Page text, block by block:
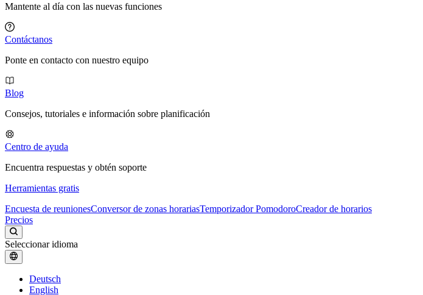
Mantente al día con las nuevas funciones
Contáctanos
Ponte en contacto con nuestro equipo
Blog
Consejos, tutoriales e información sobre planificación
Centro de ayuda
Encuentra respuestas y obtén soporte
Herramientas gratis
Encuesta de reunionesConversor de zonas horariasTemporizador PomodoroCreador de horarios
Precios
Seleccionar idioma
Deutsch
English